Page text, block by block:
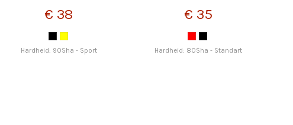
€ 38
Hardheid: 90Sha - Sport
€ 35
Hardheid: 80Sha - Standart